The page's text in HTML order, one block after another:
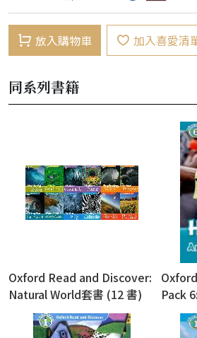
放入購物車 加入喜愛清
同系列書籍
Oxford Read and Discover:
Natural World套書 (12 書)
Pack